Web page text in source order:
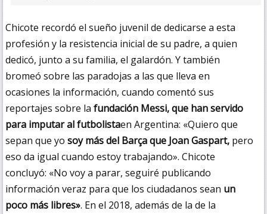
Chicote recordó el sueño juvenil de dedicarse a esta
profesión y la resistencia inicial de su padre, a quien
dedicó, junto a su familia, el galardón. Y también
bromeó sobre las paradojas a las que lleva en
ocasiones la información, cuando comentó sus
reportajes sobre lafundación Messi, que han servido
para imputar al futbolistaen Argentina: «Quiero que
sepan que yosoy más del Barça que Joan Gaspart, pero
eso da igual cuando estoy trabajando». Chicote
concluyó: «No voy a parar, seguiré publicando
información veraz para que los ciudadanos sean un
poco más libres». En el 2018, además de la de la